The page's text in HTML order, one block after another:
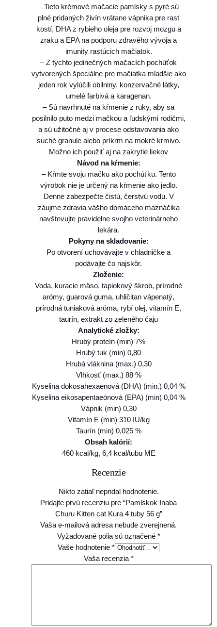
a
C
h
u
u
K
i
t
e
n
c
a
K
u
r
a
4
b
6
g
– Tieto krémové mačacie pamlsky s pyré sú
plné pridaných živín vrátane vápnika pre rast
kostí, DHA z rybieho oleja pre rozvoj mozgu a
zraku a EPA na podporu zdravého vývoja a
imunity rastúcich mačiatok.
– Z týchto jedinečných mačacích pochúťok
vytvorených špeciálne pre mačiatka mladšie ako
jeden rok vylúčili obilniny, konzervačné látky,
umelé farbivá a karagenan.
– Sú navrhnuté na kŕmenie z ruky, aby sa
posilnilo puto medzi mačkou a ľudskými rodičmi,
a sú užitočné aj v procese odstavovania ako
suché granule alebo príkrm na mokré krmivo.
Možno ich použiť aj na zakrytie liekov
Návod na kŕmenie:
– Kŕmte svoju mačku ako pochúťku. Tento
výrobok nie je určený na kŕmenie ako jedlo.
Denne zabezpečte čistú, čerstvú vodu. V
záujme zdravia vášho domáceho maznáčika
navštevujte pravidelne svojho veterinárneho
lekára.
Pokyny na skladovanie:
Po otvorení uchovávajte v chladničke a
podávajte čo najskôr.
Zloženie:
Voda, kuracie mäso, tapiokový škrob, prírodné
arómy, guarová guma, uhličitan vápenatý,
prírodná tuniaková aróma, rybí olej, vitamín E,
taurín, extrakt zo zeleného čaju
Analytické zložky:
Hrubý proteín (min) 7%
Hrubý tuk (min) 0,80
Hrubá vláknina (max.) 0,30
Vlhkosť (max.) 88 %
Kyselina dokosahexaenová (DHA) (min.) 0,04 %
Kyselina eikosapentaeónová (EPA) (min) 0,04 %
Vápnik (min) 0,30
Vitamín E (min) 310 IU/kg
Taurín (min) 0,025 %
Obsah kalórií:
460 kcal/kg, 6,4 kcal/tubu ME
Recenzie
Nikto zatiaľ nepridal hodnotenie.
Pridajte prvú recenziu pre “Pamlskok Inaba
Churu Kitten cat Kura 4 tuby 56 g”
Vaša e-mailová adresa nebude zverejnená.
Vyžadované polia sú označené *
Vaše hodnotenie *
Vaša recenzia *